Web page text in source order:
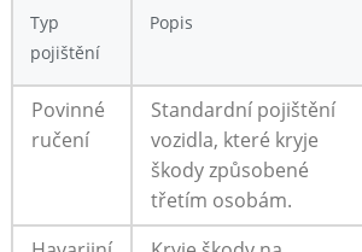
Typ
pojištění
Popis
Povinné
ručení
Standardní pojištění
vozidla, které kryje
škody způsobené
třetím osobám.